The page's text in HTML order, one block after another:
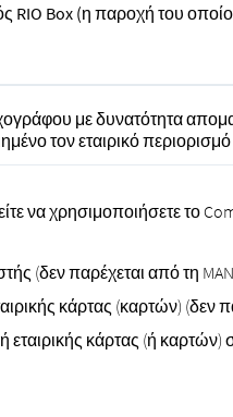
RIO Box (η παροχή του
με δυνατότητα
τον εταιρικό
να χρησιμοποιήσετε το
(δεν παρέχεται από τη
κάρτας (καρτών) (δεν
κάρτας (ή καρτών)